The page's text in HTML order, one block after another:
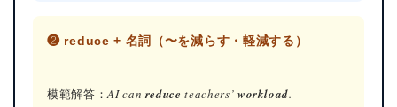
❷ reduce + 名詞（〜を減らす・軽減する）
模範解答：AI canreduce teachers’ workload.
学習＆大学入試英語コラム